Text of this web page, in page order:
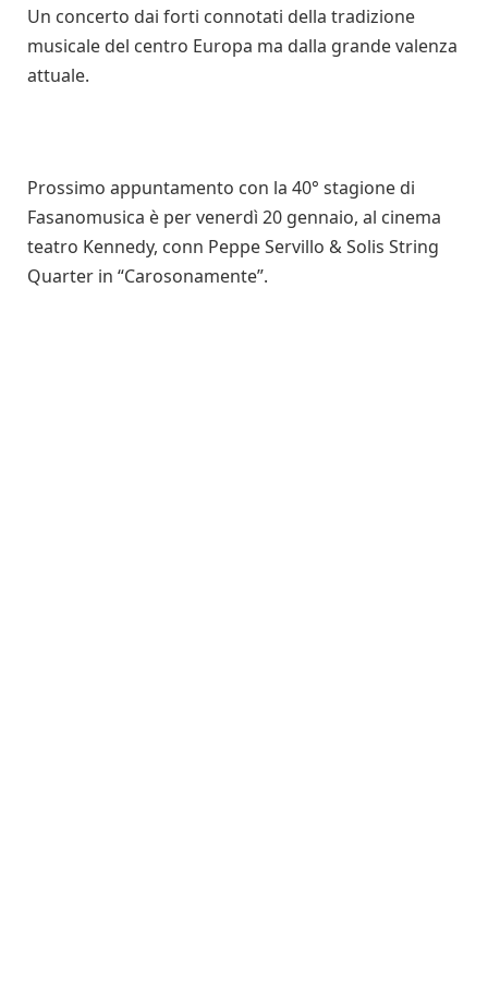
Un concerto dai forti connotati della tradizione
musicale del centro Europa ma dalla grande valenza
attuale.
Prossimo appuntamento con la 40° stagione di
Fasanomusica è per venerdì 20 gennaio, al cinema
teatro Kennedy, conn Peppe Servillo & Solis String
Quarter in “Carosonamente”.